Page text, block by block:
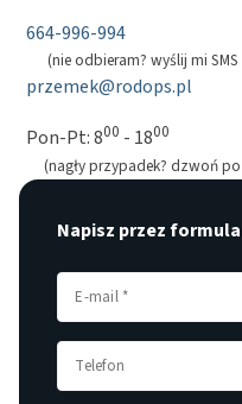
664-996-994
(nie odbieram? wyślij mi SMS
przemek@rodops.pl
Pon-Pt: 800 - 1800
(nagły przypadek? dzwoń
Napisz przez